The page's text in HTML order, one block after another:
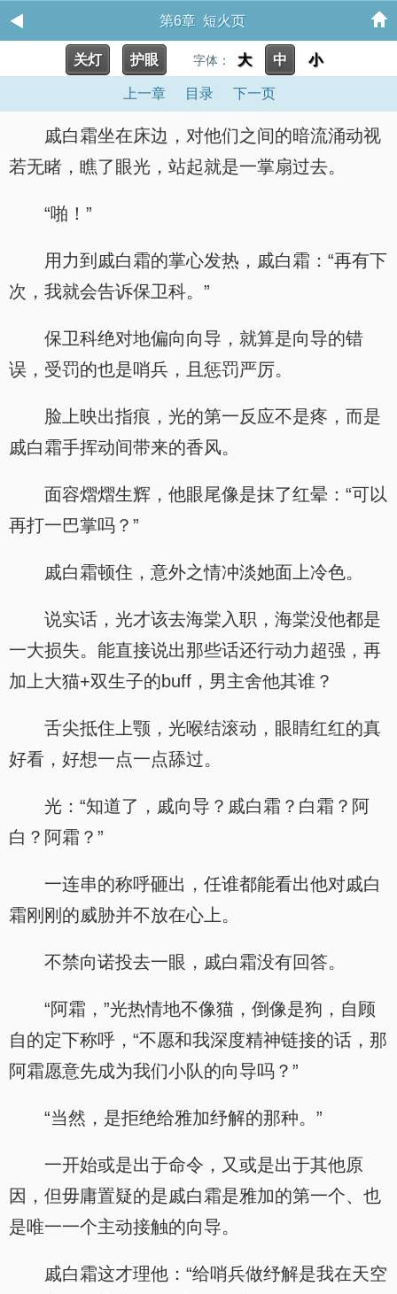
第6章 短火页
关灯 护眼 字体： 大 中 小
上一章 目录 下一页
戚白霜坐在床边，对他们之间的暗流涌动视
若无睹，瞧了眼光，站起就是一掌扇过去。
“啪！”
用力到戚白霜的掌心发热，戚白霜：“再有下
次，我就会告诉保卫科。”
保卫科绝对地偏向向导，就算是向导的错
误，受罚的也是哨兵，且惩罚严厉。
脸上映出指痕，光的第一反应不是疼，而是
戚白霜手挥动间带来的香风。
面容熠熠生辉，他眼尾像是抹了红晕：“可以
再打一巴掌吗？”
戚白霜顿住，意外之情冲淡她面上冷色。
说实话，光才该去海棠入职，海棠没他都是
一大损失。能直接说出那些话还行动力超强，再
加上大猫+双生子的buff，男主舍他其谁？
舌尖抵住上颚，光喉结滚动，眼睛红红的真
好看，好想一点一点舔过。
光：“知道了，戚向导？戚白霜？白霜？阿
白？阿霜？”
一连串的称呼砸出，任谁都能看出他对戚白
霜刚刚的威胁并不放在心上。
不禁向诺投去一眼，戚白霜没有回答。
“阿霜，”光热情地不像猫，倒像是狗，自顾
自的定下称呼，“不愿和我深度精神链接的话，那
阿霜愿意先成为我们小队的向导吗？”
“当然，是拒绝给雅加纾解的那种。”
一开始或是出于命令，又或是出于其他原
因，但毋庸置疑的是戚白霜是雅加的第一个、也
是唯一一个主动接触的向导。
戚白霜这才理他：“给哨兵做纾解是我在天空